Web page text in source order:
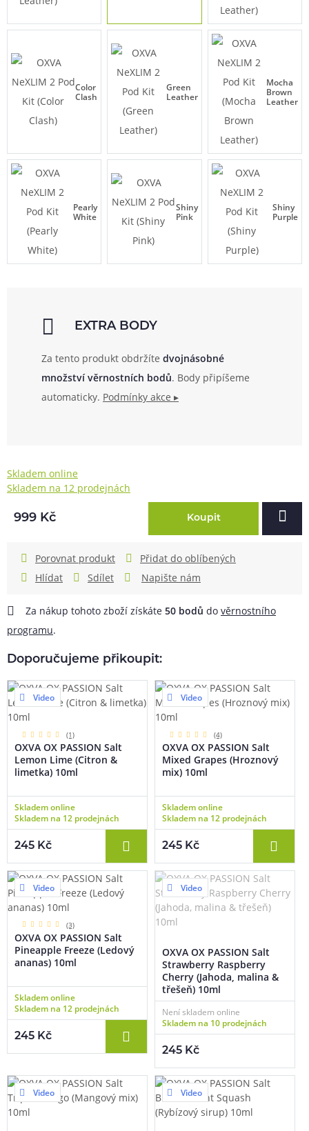
Color
Clash
Green
Leather
Mocha
Brown
Leather
Pearly
White
Shiny
Pink
Shiny
Purple
EXTRA BODY
Za tento produkt obdržíte dvojnásobné
množství věrnostních bodů. Body připíšeme
automaticky. Podmínky akce ▸
Skladem online
Skladem na 12 prodejnách
999 Kč Koupit
Porovnat produkt
Přidat do oblíbených
Hlídat
Sdílet Napište nám
Za nákup tohoto zboží získáte 50 bodů do věrnostního
programu.
Doporučujeme přikoupit:
Video
(1)
OXVA OX PASSION Salt
Lemon Lime (Citron &
limetka) 10ml
Skladem online
Skladem na 12 prodejnách
245 Kč
Video
(4)
OXVA OX PASSION Salt
Mixed Grapes (Hroznový
mix) 10ml
Skladem online
Skladem na 12 prodejnách
245 Kč
Video
(3)
OXVA OX PASSION Salt
Pineapple Freeze (Ledový
ananas) 10ml
Skladem online
Skladem na 12 prodejnách
245 Kč
Video
OXVA OX PASSION Salt
Strawberry Raspberry
Cherry (Jahoda, malina &
třešeň) 10ml
Není skladem online
Skladem na 10 prodejnách
245 Kč
Video Video